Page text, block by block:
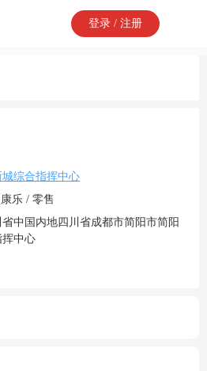
登录 / 注册
综合指挥中心
乐 / 零售
中国内地四川省成都市简阳市简阳
中心